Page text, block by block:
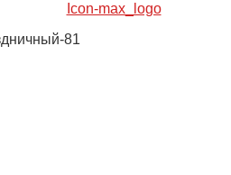
Icon-max_logo
81